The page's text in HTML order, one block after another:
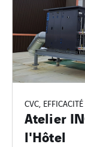
CVC,
Atelier
l'Hôtel